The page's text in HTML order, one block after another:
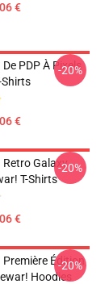
€
PDP À Pixels
Shirts
€
-20%
Galaxy
T-Shirts
€
-20%
Édition
Hoodies
-20%